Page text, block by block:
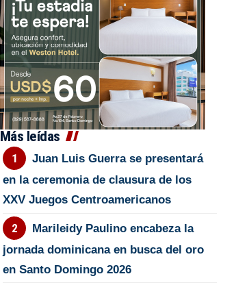
Más leídas
Juan Luis Guerra se presentará
en la ceremonia de clausura de los
XXV Juegos Centroamericanos
Marileidy Paulino encabeza la
jornada dominicana en busca del oro
en Santo Domingo 2026